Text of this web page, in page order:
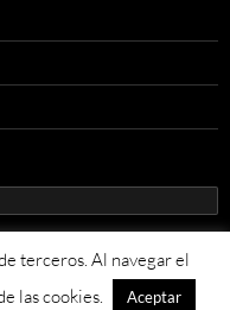
terceros. Al navegar el
las cookies.
Aceptar